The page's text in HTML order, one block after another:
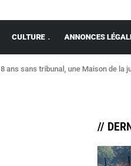
CULTURE ANNONCES
ans sans tribunal, une Maison de la
//